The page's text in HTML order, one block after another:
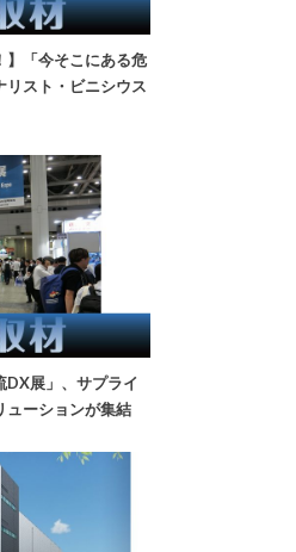
】「今そこにある危
スト・ビニシウス
DX展」、サプライ
ューションが集結